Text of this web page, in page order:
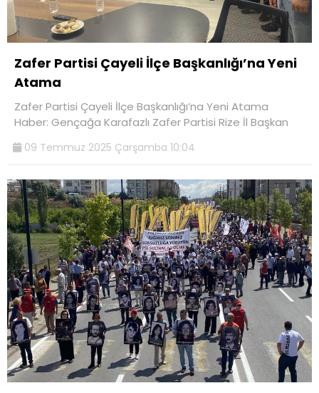
Zafer Partisi Çayeli İlçe Başkanlığı’na Yeni
Atama
Zafer Partisi Çayeli İlçe Başkanlığı’na Yeni Atama
Haber: Gençağa Karafazlı Zafer Partisi Rize İl Başkan
09 Temmuz 2025 Çarşamba 10:04